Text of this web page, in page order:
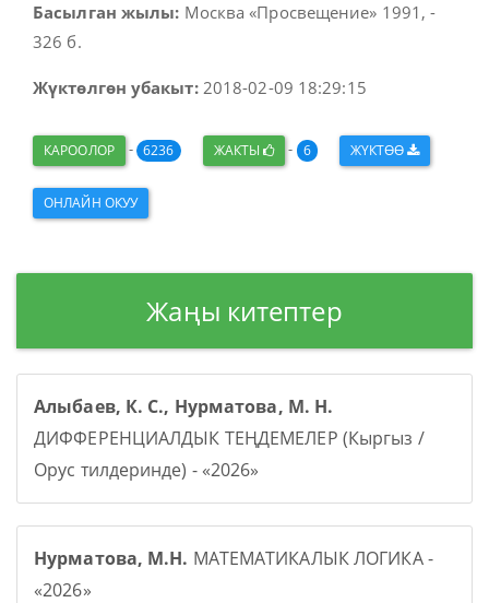
Басылган жылы: Москва «Просвещение» 1991, -
326 б.
Жүктөлгөн убакыт:2018-02-09 18:29:15
КАРООЛОР - 6236 ЖАКТЫ - 6 ЖҮКТӨӨ
ОНЛАЙН ОКУУ
Жаңы китептер
Алыбаев, К. С., Нурматова, М. Н.
ДИФФЕРЕНЦИАЛДЫК ТЕҢДЕМЕЛЕР (Кыргыз /
Орус тилдеринде) - «2026»
Нурматова, М.Н. МАТЕМАТИКАЛЫК ЛОГИКА -
«2026»